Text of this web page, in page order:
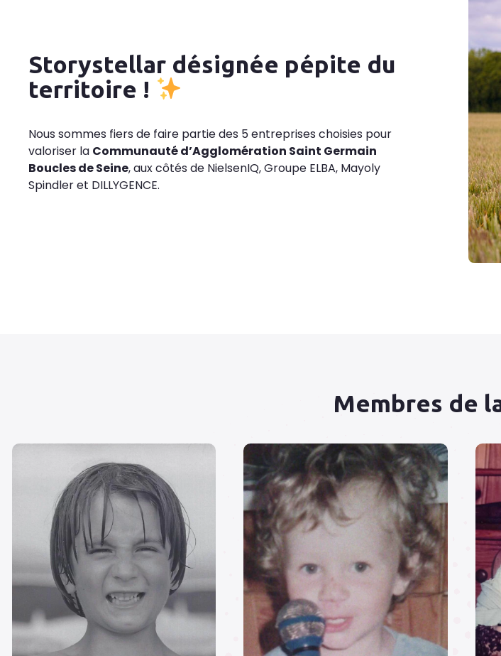
Storystellar désignée pépite du
territoire !
Nous sommes fiers de faire partie des 5 entreprises choisies pour
valoriser la Communauté d’Agglomération Saint Germain
Boucles de Seine, aux côtés de NielsenIQ, Groupe ELBA, Mayoly
Spindler et DILLYGENCE.
Membres de